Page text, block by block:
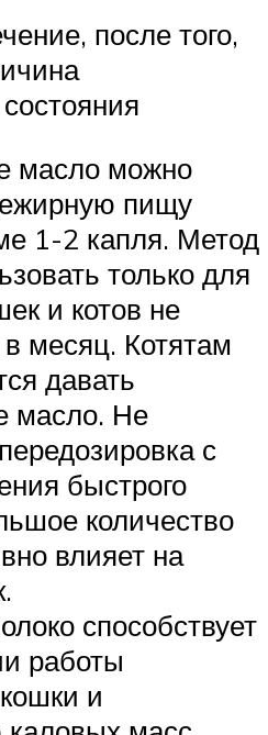
после того,
масло можно
пищу
1-2 капля. Метод
только для
и котов не
месяц. Котятам
давать
масло. Не
с
быстрого
количество
влияет на
способствует
работы
и